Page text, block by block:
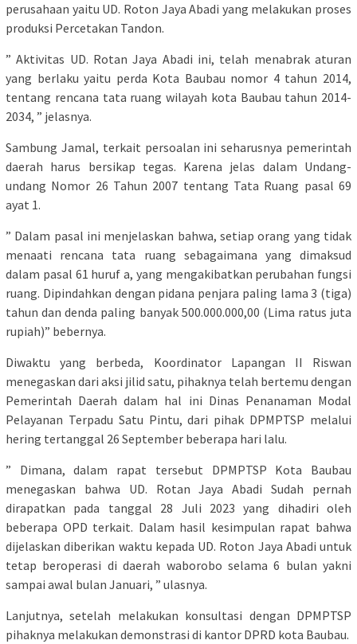
perusahaan yaitu UD. Roton Jaya Abadi yang melakukan proses
produksi Percetakan Tandon.
” Aktivitas UD. Rotan Jaya Abadi ini, telah menabrak aturan
yang berlaku yaitu perda Kota Baubau nomor 4 tahun 2014,
tentang rencana tata ruang wilayah kota Baubau tahun 2014-
2034, ” jelasnya.
Sambung Jamal, terkait persoalan ini seharusnya pemerintah
daerah harus bersikap tegas. Karena jelas dalam Undang-
undang Nomor 26 Tahun 2007 tentang Tata Ruang pasal 69
ayat 1.
” Dalam pasal ini menjelaskan bahwa, setiap orang yang tidak
menaati rencana tata ruang sebagaimana yang dimaksud
dalam pasal 61 huruf a, yang mengakibatkan perubahan fungsi
ruang. Dipindahkan dengan pidana penjara paling lama 3 (tiga)
tahun dan denda paling banyak 500.000.000,00 (Lima ratus juta
rupiah)” bebernya.
Diwaktu yang berbeda, Koordinator Lapangan II Riswan
menegaskan dari aksi jilid satu, pihaknya telah bertemu dengan
Pemerintah Daerah dalam hal ini Dinas Penanaman Modal
Pelayanan Terpadu Satu Pintu, dari pihak DPMPTSP melalui
hering tertanggal 26 September beberapa hari lalu.
” Dimana, dalam rapat tersebut DPMPTSP Kota Baubau
menegaskan bahwa UD. Rotan Jaya Abadi Sudah pernah
dirapatkan pada tanggal 28 Juli 2023 yang dihadiri oleh
beberapa OPD terkait. Dalam hasil kesimpulan rapat bahwa
dijelaskan diberikan waktu kepada UD. Roton Jaya Abadi untuk
tetap beroperasi di daerah waborobo selama 6 bulan yakni
sampai awal bulan Januari, ” ulasnya.
Lanjutnya, setelah melakukan konsultasi dengan DPMPTSP
pihaknya melakukan demonstrasi di kantor DPRD kota Baubau.